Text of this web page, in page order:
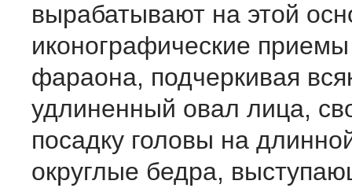
вырабатывают на этой
иконографические
фараона, подчер­кивая
удлиненный овал лица,
посадку головы на
округлые бедра,